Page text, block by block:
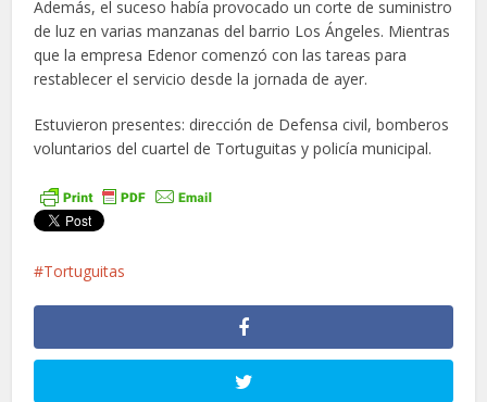
Además, el suceso había provocado un corte de suministro
de luz en varias manzanas del barrio Los Ángeles. Mientras
que la empresa Edenor comenzó con las tareas para
restablecer el servicio desde la jornada de ayer.
Estuvieron presentes: dirección de Defensa civil, bomberos
voluntarios del cuartel de Tortuguitas y policía municipal.
Tortuguitas